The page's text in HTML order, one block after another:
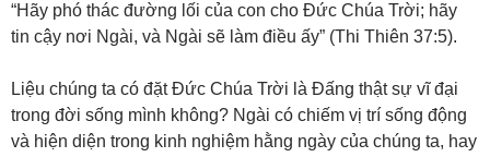
“Hãy phó thác đường lối của con cho Đức Chúa Trời; hãy
tin cậy nơi Ngài, và Ngài sẽ làm điều ấy” (Thi Thiên 37:5).
Liệu chúng ta có đặt Đức Chúa Trời là Đấng thật sự vĩ đại
trong đời sống mình không? Ngài có chiếm vị trí sống động
và hiện diện trong kinh nghiệm hằng ngày của chúng ta, hay